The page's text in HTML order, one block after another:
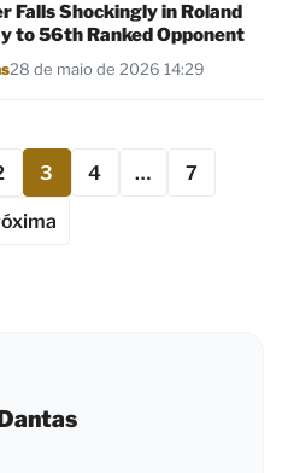
Falls Shockingly in Roland
to 56th Ranked Opponent
28 de maio de 2026 14:29
3 4 … 7